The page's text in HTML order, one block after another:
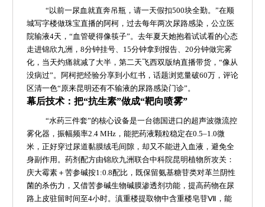
“以前一尿血就直奔吊瓶，请一天假扣500块全勤。”在顺
城写字楼做珠宝直播的阿柯，过去每年两次尿路感染，公立医
院输液4天，“血管硬得像筷子”。去年夏天她抱着试试看的心态
走进锦欣九洲，8分钟挂号、15分钟拿到报告、20分钟做完雾
化，当天灼痛就减了大半，第二天飞西双版纳直播带货，“像从
没病过”。阿柯把经验分享到小红书，话题浏览量破60万，评论
区清一色“原来昆明还有不输液的尿路感染门诊”。
幕后技术：把“抗生素”做成“靶向喷雾”
“水药三件套”的核心设备是一台德国进口的超声波微流控
雾化器，振幅频率2.4 MHz，能把药液颗粒稳定在0.5–1.0微
米，正好穿过尿道黏膜绒毛间隙，却又不能进入血液，避免全
身副作用。药剂配方由锦欣九洲联合中科院昆明植物所攻关：
庆大霉素＋苦参碱按1:0.8配比，既保留氨基糖苷类对革兰阴性
菌的杀伤力，又借苦参碱生物碱膜渗透剂功能，提高药物在尿
路上皮驻留时间至4小时。滇重楼提取物中含重楼皂苷Ⅶ，能